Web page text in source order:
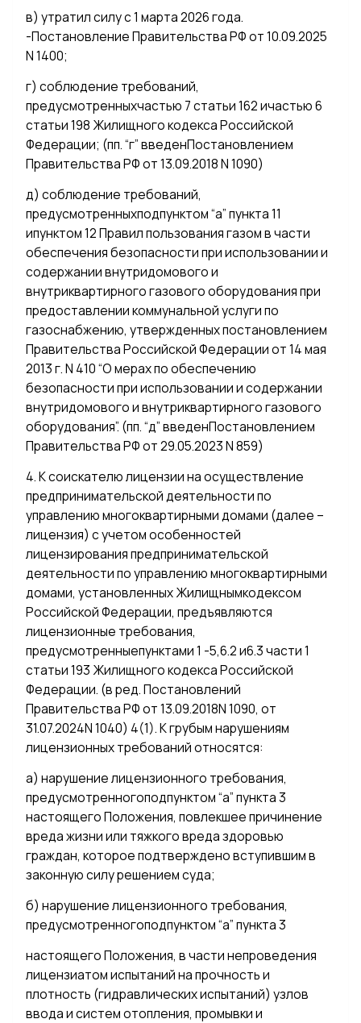
в) утратил силу с 1 марта 2026 года.
-Постановление Правительства РФ от 10.09.2025
N 1400;
г) соблюдение требований,
предусмотренныхчастью 7 статьи 162 ичастью 6
статьи 198 Жилищного кодекса Российской
Федерации; (пп. “г” введенПостановлением
Правительства РФ от 13.09.2018 N 1090)
д) соблюдение требований,
предусмотренныхподпунктом “а” пункта 11
ипунктом 12 Правил пользования газом в части
обеспечения безопасности при использовании и
содержании внутридомового и
внутриквартирного газового оборудования при
предоставлении коммунальной услуги по
газоснабжению, утвержденных постановлением
Правительства Российской Федерации от 14 мая
2013 г. N 410 “О мерах по обеспечению
безопасности при использовании и содержании
внутридомового и внутриквартирного газового
оборудования”. (пп. “д” введенПостановлением
Правительства РФ от 29.05.2023 N 859)
4. К соискателю лицензии на осуществление
предпринимательской деятельности по
управлению многоквартирными домами (далее –
лицензия) с учетом особенностей
лицензирования предпринимательской
деятельности по управлению многоквартирными
домами, установленных Жилищнымкодексом
Российской Федерации, предъявляются
лицензионные требования,
предусмотренныепунктами 1 -5,6.2 и6.3 части 1
статьи 193 Жилищного кодекса Российской
Федерации. (в ред. Постановлений
Правительства РФ от 13.09.2018N 1090, от
31.07.2024N 1040) 4(1). К грубым нарушениям
лицензионных требований относятся:
а) нарушение лицензионного требования,
предусмотренногоподпунктом “а” пункта 3
настоящего Положения, повлекшее причинение
вреда жизни или тяжкого вреда здоровью
граждан, которое подтверждено вступившим в
законную силу решением суда;
б) нарушение лицензионного требования,
предусмотренногоподпунктом “а” пункта 3
настоящего Положения, в части непроведения
лицензиатом испытаний на прочность и
плотность (гидравлических испытаний) узлов
ввода и систем отопления, промывки и